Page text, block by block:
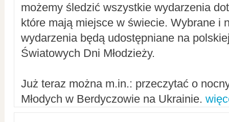
możemy śledzić wszystkie wydarzenia
które mają miejsce w świecie. Wybrane i
wydarzenia będą udostępniane na
Światowych Dni Młodzieży.
Już teraz można m.in.: przeczytać o
Młodych w Berdyczowie na Ukrainie.